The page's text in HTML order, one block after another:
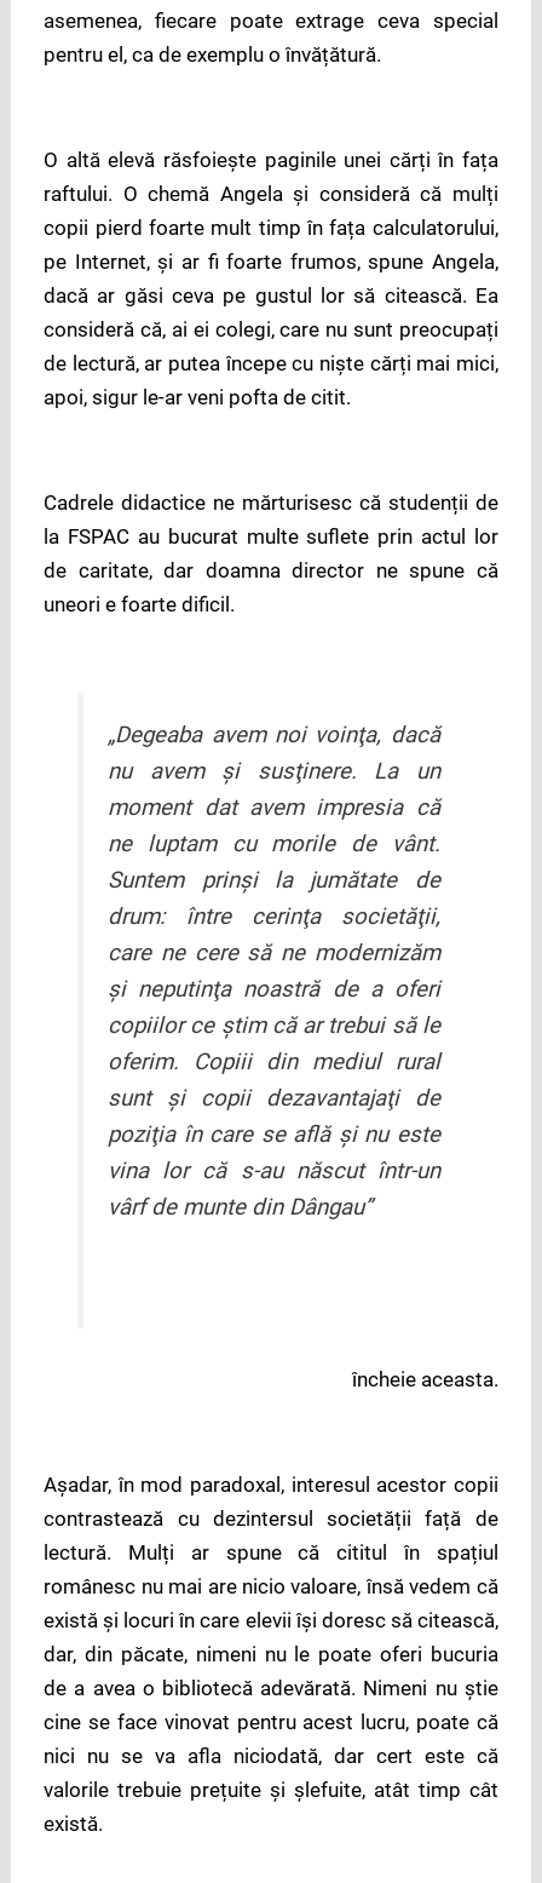
asemenea, fiecare poate extrage ceva special
pentru el, ca de exemplu o învățătură.
O altă elevă răsfoiește paginile unei cărți în fața
raftului. O chemă Angela și consideră că mulți
copii pierd foarte mult timp în fața calculatorului,
pe Internet, și ar fi foarte frumos, spune Angela,
dacă ar găsi ceva pe gustul lor să citească. Ea
consideră că, ai ei colegi, care nu sunt preocupați
de lectură, ar putea începe cu niște cărți mai mici,
apoi, sigur le-ar veni pofta de citit.
Cadrele didactice ne mărturisesc că studenții de
la FSPAC au bucurat multe suflete prin actul lor
de caritate, dar doamna director ne spune că
uneori e foarte dificil.
„Degeaba avem noi voinţa, dacă
nu avem şi susţinere. La un
moment dat avem impresia că
ne luptam cu morile de vânt.
Suntem prinşi la jumătate de
drum: între cerinţa societăţii,
care ne cere să ne modernizăm
şi neputinţa noastră de a oferi
copiilor ce ştim că ar trebui să le
oferim. Copiii din mediul rural
sunt şi copii dezavantajaţi de
poziţia în care se află şi nu este
vina lor că s-au născut într-un
vârf de munte din Dângau”
încheie aceasta.
Așadar, în mod paradoxal, interesul acestor copii
contrastează cu dezintersul societății față de
lectură. Mulți ar spune că cititul în spațiul
românesc nu mai are nicio valoare, însă vedem că
există și locuri în care elevii își doresc să citească,
dar, din păcate, nimeni nu le poate oferi bucuria
de a avea o bibliotecă adevărată. Nimeni nu știe
cine se face vinovat pentru acest lucru, poate că
nici nu se va afla niciodată, dar cert este că
valorile trebuie prețuite și șlefuite, atât timp cât
există.